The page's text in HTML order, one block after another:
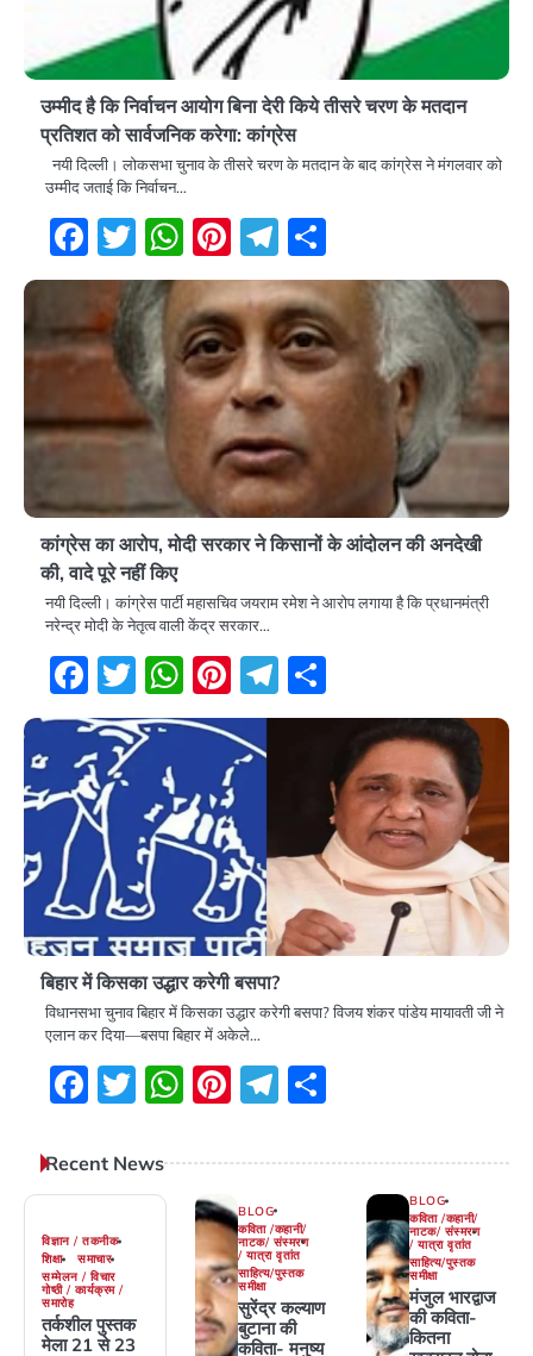
उम्मीद है कि निर्वाचन आयोग बिना देरी किये तीसरे चरण के मतदान
प्रतिशत को सार्वजनिक करेगा: कांग्रेस
नयी दिल्ली। लोकसभा चुनाव के तीसरे चरण के मतदान के बाद कांग्रेस ने मंगलवार को
उम्मीद जताई कि निर्वाचन…
Facebook
Twitter
WhatsApp
Pinterest
Telegram
कांग्रेस का आरोप, मोदी सरकार ने किसानों के आंदोलन की अनदेखी
की, वादे पूरे नहीं किए
नयी दिल्ली। कांग्रेस पार्टी महासचिव जयराम रमेश ने आरोप लगाया है कि प्रधानमंत्री
नरेन्द्र मोदी के नेतृत्व वाली केंद्र सरकार…
Facebook
Twitter
WhatsApp
Pinterest
Telegram
बिहार में किसका उद्धार करेगी बसपा?
विधानसभा चुनाव बिहार में किसका उद्धार करेगी बसपा? विजय शंकर पांडेय मायावती जी ने
एलान कर दिया—बसपा बिहार में अकेले…
Facebook
Twitter
WhatsApp
Pinterest
Telegram
Recent News
विज्ञान / तकनीक
शिक्षा
समाचार
सम्मेलन / विचार
गोष्ठी / कार्यक्रम /
समारोह
तर्कशील पुस्तक
मेला 21 से 23
BLOG
कविता /कहानी/
नाटक/ संस्मरण
/ यात्रा वृतांत
साहित्य/पुस्तक
समीक्षा
सुरेंद्र कल्याण
बुटाना की
कविता- मनुष्य
BLOG
कविता /कहानी/
नाटक/ संस्मरण
/ यात्रा वृतांत
साहित्य/पुस्तक
समीक्षा
मंजुल भारद्वाज
की कविता-
कितना